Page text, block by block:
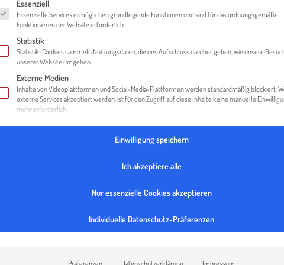
Essenziell
Essenzielle Services ermöglichen grundlegende Funktionen und sind für das ordnungsgemäße
Funktionieren der Website erforderlich.
Statistik
Statistik-Cookies sammeln Nutzungsdaten, die uns Aufschluss darüber geben, wie unsere
unserer Website umgehen.
Externe Medien
Inhalte von Videoplattformen und Social-Media-Plattformen werden standardmäßig blockiert.
externe Services akzeptiert werden, ist für den Zugriff auf diese Inhalte keine manuelle
mehr erforderlich.
Einwilligung speichern
Ich akzeptiere alle
Nur essenzielle Cookies akzeptieren
Individuelle Datenschutz-Präferenzen